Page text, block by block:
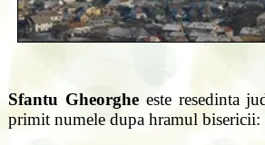
Sfantu Gheorgheeste resedinta
primit numele dupa hramul bisericii: